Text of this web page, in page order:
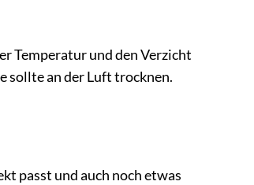
Temperatur und den Verzicht
sollte an der Luft trocknen.
passt und auch noch etwas